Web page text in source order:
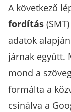
A következő
fordítás
adatok
járnak együtt.
mond a
formálta a
csinálva a